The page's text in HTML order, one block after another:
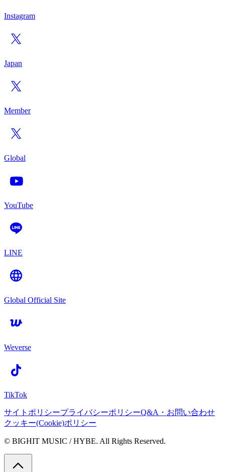
Instagram
Japan
Member
Global
YouTube
LINE
Global Official Site
Weverse
TikTok
サイトポリシープライバシーポリシーQ&A・お問い合わせ
クッキー(Cookie)ポリシー
© BIGHIT MUSIC / HYBE. All Rights Reserved.